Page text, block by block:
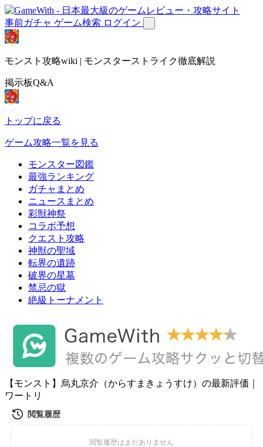
事前ガチャ ゲーム検索 ログイン
モンスト攻略wiki | モンスターストライク徹底解説
掲示板Q&A
トップに戻る
ゲーム攻略一覧を見る
モンスター図鑑
最強ランキング
ガチャまとめ
ニュースまとめ
彩獣神祭
コラボ予想
クエスト攻略
神獣の聖域
転界の遺跡
破界の星墓
禁忌の獄
絶級トーナメント
【モンスト】烏丸京介（からすまきょうすけ）の最新評価｜
ワートリ